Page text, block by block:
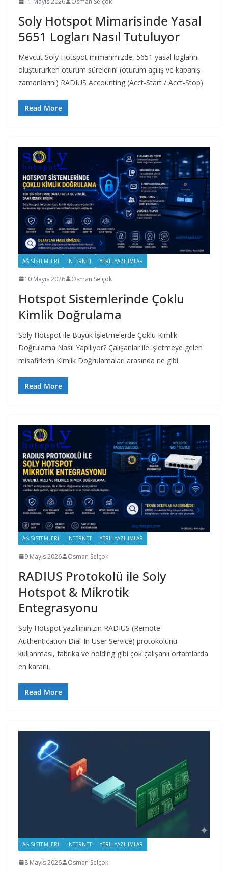
Soly Hotspot Mimarisinde Yasal
5651 Logları Nasıl Tutuluyor
Mevcut Soly Hotspot mimarimizde, 5651 yasal loglarını
oluştururken oturum sürelerini (oturum açılış ve kapanış
zamanlarını) RADIUS Accounting (Acct-Start / Acct-Stop)
Read More
AĞ SISTEMLERI İNTERNET YERLI YAZILIMLAR
10 Mayıs 2026 Osman Selçok
Hotspot Sistemlerinde Çoklu
Kimlik Doğrulama
Soly Hotspot ile Büyük İşletmelerde Çoklu Kimlik
Doğrulama Nasıl Yapılıyor? Çalışanlar ile işletmeye gelen
misafirlerin Kimlik Doğrulamaları arasında ne gibi
Read More
AĞ SISTEMLERI İNTERNET YERLI YAZILIMLAR
9 Mayıs 2026 Osman Selçok
RADIUS Protokolü ile Soly
Hotspot & Mikrotik
Entegrasyonu
Soly Hotspot yazılımınızın RADIUS (Remote
Authentication Dial-In User Service) protokolünü
kullanması, fabrika ve holding gibi çok çalışanlı ortamlarda
en kararlı,
Read More
AĞ SISTEMLERI İNTERNET YERLI YAZILIMLAR
8 Mayıs 2026 Osman Selçok